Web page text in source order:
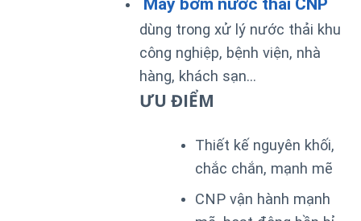
dùng trong xử lý nước thải khu
công nghiệp, bệnh viện, nhà
hàng, khách sạn…
ƯU ĐIỂM
Thiết kế nguyên khối,
chắc chắn, mạnh mẽ
CNP vận hành mạnh